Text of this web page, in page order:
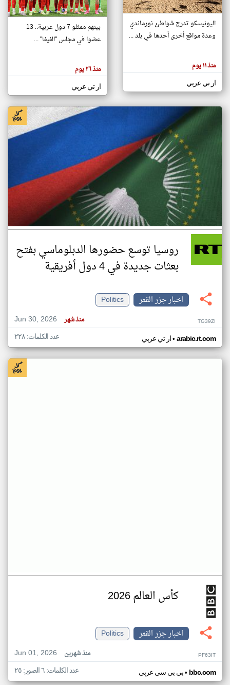
تغيير الدولة
اخبار جزر القمر على مدار الساعة
أهم اخبار جزر القمر العاجلة والمباشرة
هنا عن
وجهة
كاتبيها.
اليونيسكو تدرج شواطئ نورماندي
وعدة مواقع أخرى أحدها في بلد ...
منذ ١١ يوم
ار تي عربي
بينهم ممثلو 7 دول عربية.. 13
عضوا في مجلس "الفيفا" ...
منذ ٢٦ يوم
ار تي عربي
روسيا توسع حضورها الدبلوماسي بفتح
بعثات جديدة في 4 دول أفريقية
اخبار جزر القمر
Politics
Jun 30, 2026
منذ شهر TG39ZI
ار تي عربي• arabic.rt.com عدد الكلمات: ٢٢٨
كأس العالم 2026
اخبار جزر القمر
Politics
Jun 01, 2026
منذ شهرين PF63IT
بي بي سي عربي• bbc.com عدد الكلمات: ٦ الصور: ٢٥
klyoum.com